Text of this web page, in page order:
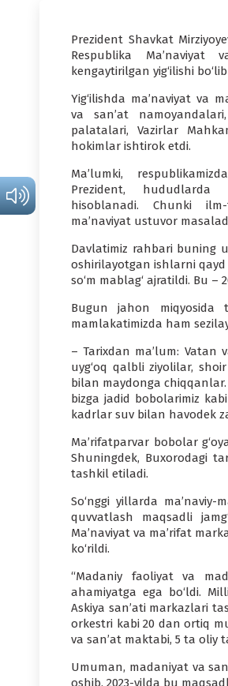
Prezident Shavkat
Respublika Ma’naviyat
kengaytirilgan yig‘ilishi bo‘lib
Yig‘ilishda ma’naviyat va
va san’at
palatalari, Vazirlar
hokimlar ishtirok etdi.
Ma’lumki,
Prezident,
hisoblanadi. Chunki
ma’naviyat ustuvor
Davlatimiz rahbari buning
oshirilayotgan ishlarni qayd
so‘m mablag‘ ajratildi. Bu –
Bugun jahon miqyosida
mamlakatimizda ham
– Tarixdan ma’lum:
uyg‘oq qalbli ziyolilar,
bilan maydonga
bizga jadid bobolarimiz
kadrlar suv bilan havodek
Ma’rifatparvar bobolar
Shuningdek, Buxorodagi
tashkil etiladi.
So‘nggi yillarda
quvvatlash maqsadli
Ma’naviyat va ma’rifat
ko‘rildi.
“Madaniy faoliyat va
ahamiyatga ega bo‘ldi.
Askiya san’ati markazlari
orkestri kabi 20 dan ortiq
va san’at maktabi, 5 ta oliy
Umuman, madaniyat va
oshib, 2023-yilda bu